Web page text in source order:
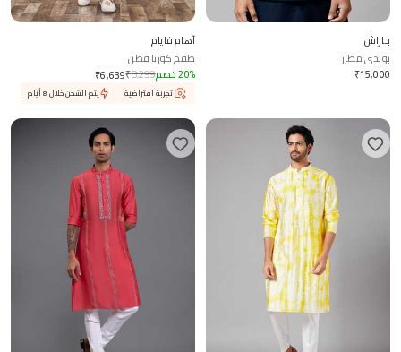
بـاراش
بوندى مطرز
₹15,000
آهام فايام
طقم كورتا قطن
₹6,639₹8,299 20% خصم
تجربة افتراضية يتم الشحن خلال 8 أيام